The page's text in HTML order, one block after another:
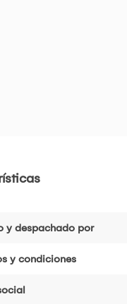
y despachado por
y condiciones